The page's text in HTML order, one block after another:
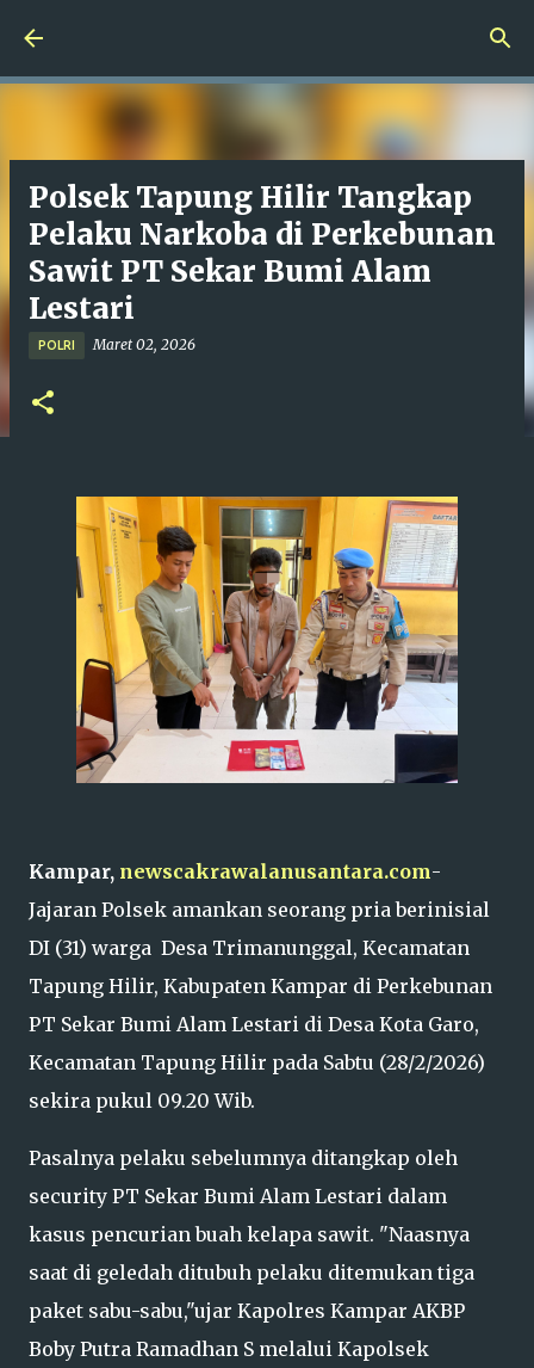
Polsek Tapung Hilir Tangkap
Pelaku Narkoba di Perkebunan
Sawit PT Sekar Bumi Alam
Lestari
POLRI Maret 02, 2026
Kampar, newscakrawalanusantara.com-
Jajaran Polsek amankan seorang pria berinisial
DI (31) warga Desa Trimanunggal, Kecamatan
Tapung Hilir, Kabupaten Kampar di Perkebunan
PT Sekar Bumi Alam Lestari di Desa Kota Garo,
Kecamatan Tapung Hilir pada Sabtu (28/2/2026)
sekira pukul 09.20 Wib.
Pasalnya pelaku sebelumnya ditangkap oleh
security PT Sekar Bumi Alam Lestari dalam
kasus pencurian buah kelapa sawit. "Naasnya
saat di geledah ditubuh pelaku ditemukan tiga
paket sabu-sabu,"ujar Kapolres Kampar AKBP
Boby Putra Ramadhan S melalui Kapolsek